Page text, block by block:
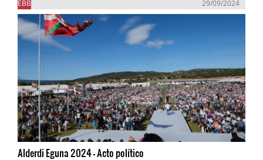
EBB 29/09/2024
Alderdi Eguna 2024 - Acto político